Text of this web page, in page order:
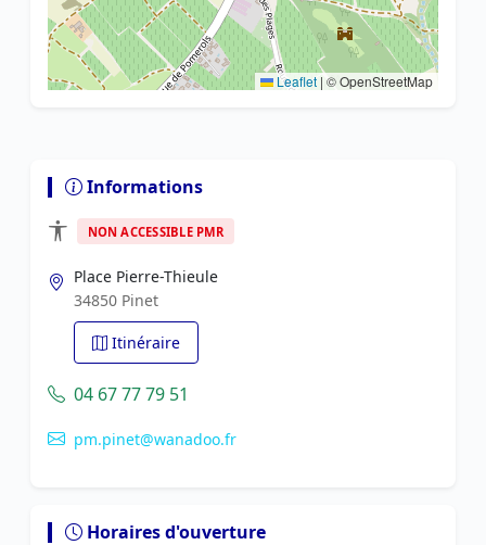
Leaflet | © OpenStreetMap
Informations
NON ACCESSIBLE PMR
Place Pierre-Thieule
34850 Pinet
Itinéraire
04 67 77 79 51
pm.pinet@wanadoo.fr
Horaires d'ouverture